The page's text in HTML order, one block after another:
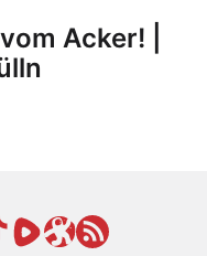
Acker! |